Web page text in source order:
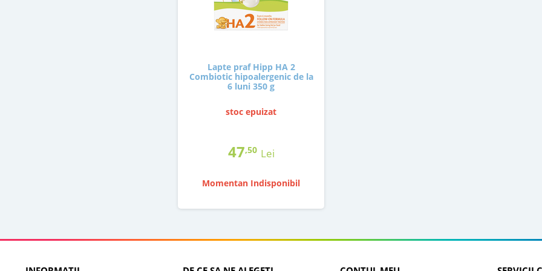
Lapte praf Hipp HA 2
Combiotic hipoalergenic de la
6 luni 350 g
stoc epuizat
47,50 Lei
Momentan Indisponibil